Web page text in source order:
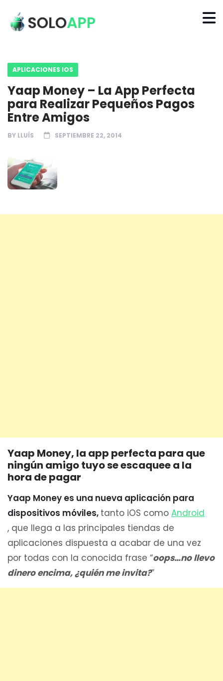
APLICACIONES IOS
Yaap Money – La App Perfecta
para Realizar Pequeños Pagos
Entre Amigos
BY LLUÍS SEPTIEMBRE 22, 2014
Yaap Money, la app perfecta para que
ningún amigo tuyo se escaquee a la
hora de pagar
Yaap Money es una nueva aplicación para
dispositivos móviles, tanto iOS como Android
, que llega a las principales tiendas de
aplicaciones dispuesta a acabar de una vez
por todas con la conocida frase “oops…no llevo
dinero encima, ¿quién me invita?”